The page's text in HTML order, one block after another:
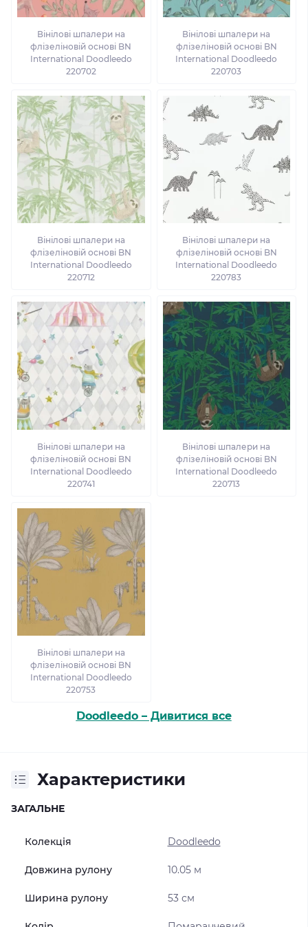
Вінілові шпалери на
флізеліновій основі BN
International Doodleedo
220702
Вінілові шпалери на
флізеліновій основі BN
International Doodleedo
220703
Вінілові шпалери на
флізеліновій основі BN
International Doodleedo
220712
Вінілові шпалери на
флізеліновій основі BN
International Doodleedo
220783
Вінілові шпалери на
флізеліновій основі BN
International Doodleedo
220741
Вінілові шпалери на
флізеліновій основі BN
International Doodleedo
220713
Вінілові шпалери на
флізеліновій основі BN
International Doodleedo
220753
Doodleedo – Дивитися все
Характеристики
ЗАГАЛЬНЕ
Колекція Doodleedo
Довжина рулону 10.05 м
Ширина рулону 53 см